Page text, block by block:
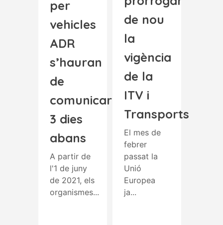
per
vehicles
ADR
s’hauran
de
comunicar
3 dies
abans
A partir de
l'1 de juny
de 2021, els
organismes...
de nou
la
vigència
de la
ITV i
Transports
El mes de
febrer
passat la
Unió
Europea
ja...